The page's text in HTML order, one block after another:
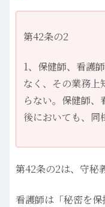
第42条の2
1、保健師、看護
なく、その業務上
らない。保健師
後においても、同
第42条の2は、守秘
看護師は「秘密を保